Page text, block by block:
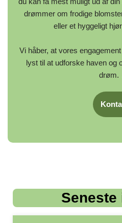
drømmer om frodige
eller et hyggeligt
Vi håber, at vores
lyst til at udforske haven og
drøm.